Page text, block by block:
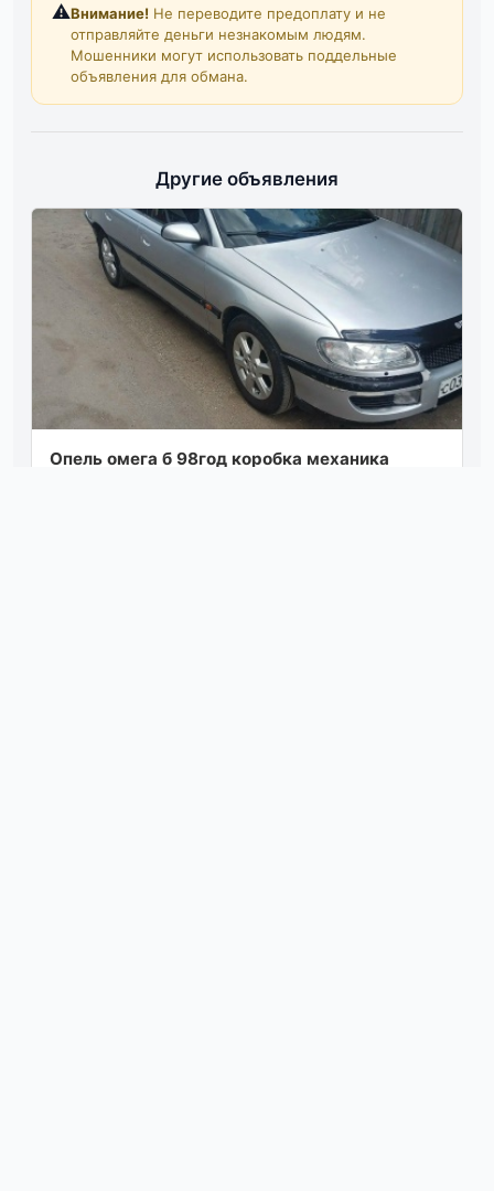
⚠️Внимание! Не переводите предоплату и не
отправляйте деньги незнакомым людям.
Мошенники могут использовать поддельные
объявления для обмана.
Другие объявления
Опель омега б 98год коробка механика